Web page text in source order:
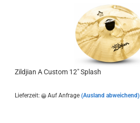
Zildjian A Custom 12" Splash
Lieferzeit: Auf Anfrage (Ausland abweichend)